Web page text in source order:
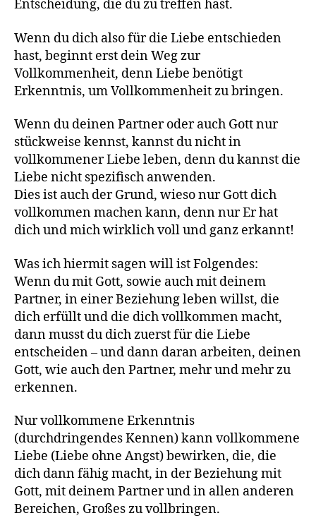
Entscheidung, die du zu treffen hast.
Wenn du dich also für die Liebe entschieden
hast, beginnt erst dein Weg zur
Vollkommenheit, denn Liebe benötigt
Erkenntnis, um Vollkommenheit zu bringen.
Wenn du deinen Partner oder auch Gott nur
stückweise kennst, kannst du nicht in
vollkommener Liebe leben, denn du kannst die
Liebe nicht spezifisch anwenden.
Dies ist auch der Grund, wieso nur Gott dich
vollkommen machen kann, denn nur Er hat
dich und mich wirklich voll und ganz erkannt!
Was ich hiermit sagen will ist Folgendes:
Wenn du mit Gott, sowie auch mit deinem
Partner, in einer Beziehung leben willst, die
dich erfüllt und die dich vollkommen macht,
dann musst du dich zuerst für die Liebe
entscheiden – und dann daran arbeiten, deinen
Gott, wie auch den Partner, mehr und mehr zu
erkennen.
Nur vollkommene Erkenntnis
(durchdringendes Kennen) kann vollkommene
Liebe (Liebe ohne Angst) bewirken, die, die
dich dann fähig macht, in der Beziehung mit
Gott, mit deinem Partner und in allen anderen
Bereichen, Großes zu vollbringen.